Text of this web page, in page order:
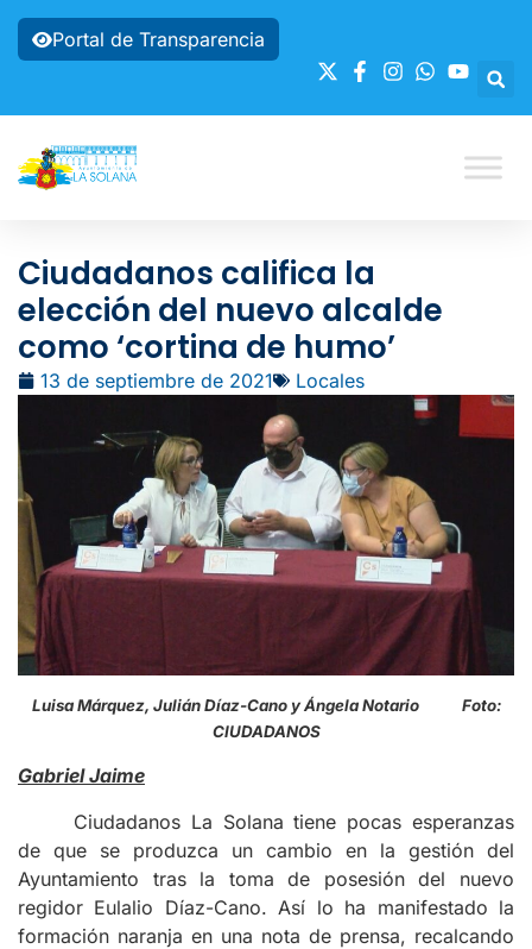
Portal de Transparencia
Ciudadanos califica la
elección del nuevo alcalde
como ‘cortina de humo’
13 de septiembre de 2021 Locales
Luisa Márquez, Julián Díaz-Cano y Ángela Notario Foto:
CIUDADANOS
Gabriel Jaime
Ciudadanos La Solana tiene pocas esperanzas
de que se produzca un cambio en la gestión del
Ayuntamiento tras la toma de posesión del nuevo
regidor Eulalio Díaz-Cano. Así lo ha manifestado la
formación naranja en una nota de prensa, recalcando